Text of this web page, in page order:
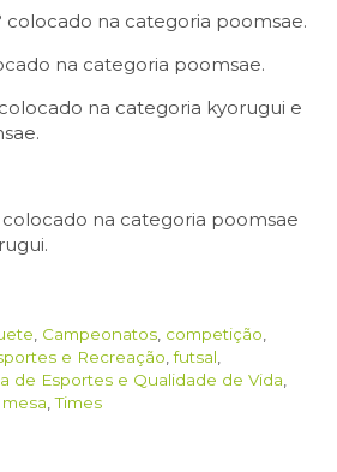
colocado na categoria poomsae.
na categoria poomsae.
na categoria kyorugui e
colocado na categoria poomsae
Campeonatos competição
e Recreação ,futsal
de Esportes e Qualidade de Vida
,Times